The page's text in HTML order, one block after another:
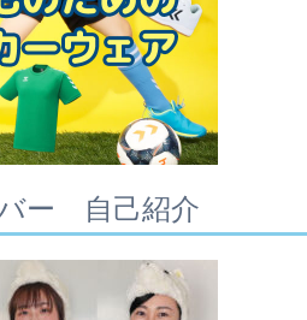
ー 自己紹介